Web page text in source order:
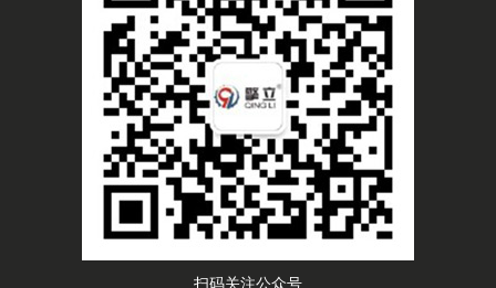
扫码关注公众号